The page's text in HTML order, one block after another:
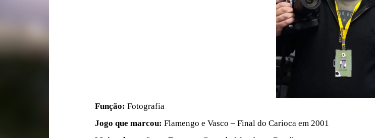
Função: Fotografia
Jogo que marcou: Flamengo e Vasco – Final do Carioca em 2001